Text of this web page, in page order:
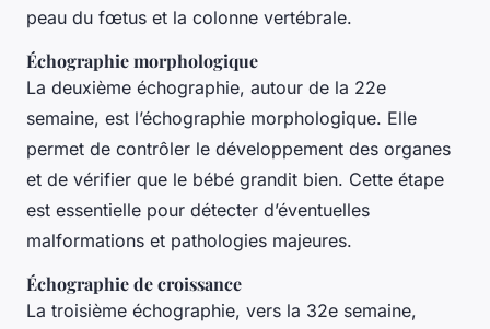
peau du fœtus et la colonne vertébrale.
Échographie morphologique
La deuxième échographie, autour de la 22e
semaine, est l’échographie morphologique. Elle
permet de contrôler le développement des organes
et de vérifier que le bébé grandit bien. Cette étape
est essentielle pour détecter d’éventuelles
malformations et pathologies majeures.
Échographie de croissance
La troisième échographie, vers la 32e semaine,